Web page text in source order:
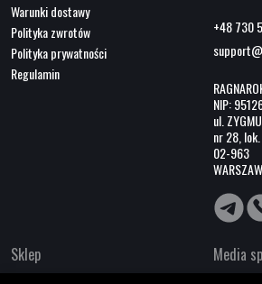
Warunki dostawy
Polityka zwrotów
Polityka prywatności
Regulamin
Sklep Media
+48 730
NIP:
ul.
nr 28,
02-963